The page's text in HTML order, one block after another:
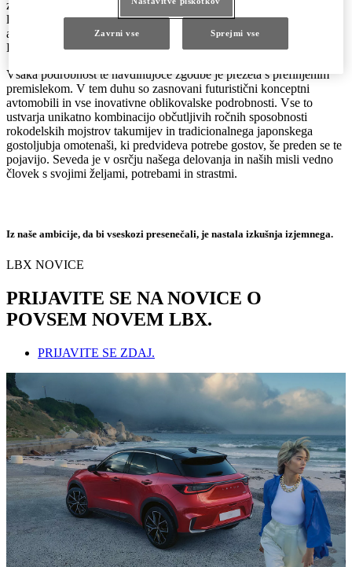
znamke Lexus si je namreč zadala cilj, da bo izdelala vrhunsko
luksuzno limuzino, ki bo presegla najboljše proizvajalce
avtomobilov premijskega razreda. Trideset let kasneje za znamko
Lexus ni več omejitev.
Vsaka podrobnost te navdihujoče zgodbe je prežeta s prefinjenim
premislekom. V tem duhu so zasnovani futuristični konceptni
avtomobili in vse inovativne oblikovalske podrobnosti. Vse to
ustvarja unikatno kombinacijo občutljivih ročnih sposobnosti
rokodelskih mojstrov takumijev in tradicionalnega japonskega
gostoljubja omotenaši, ki predvideva potrebe gostov, še preden se te
pojavijo. Seveda je v osrčju našega delovanja in naših misli vedno
človek s svojimi željami, potrebami in strastmi.
Iz naše ambicije, da bi vseskozi presenečali, je nastala izkušnja izjemnega.
LBX NOVICE
PRIJAVITE SE NA NOVICE O
POVSEM NOVEM LBX.
PRIJAVITE SE ZDAJ.
Zavrni vse Sprejmi vse